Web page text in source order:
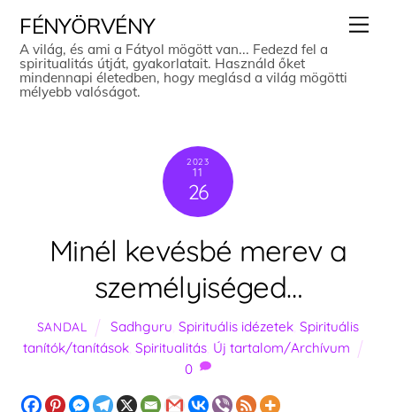
content
FÉNYÖRVÉNY
A világ, és ami a Fátyol mögött van... Fedezd fel a
spiritualitás útját, gyakorlatait. Használd őket
mindennapi életedben, hogy meglásd a világ mögötti
mélyebb valóságot.
2023
11
26
Minél kevésbé merev a
személyiséged…
SANDAL Sadhguru ,Spirituális idézetek ,Spirituális
tanítók/tanítások, Spiritualitás, Új tartalom/Archívum
0